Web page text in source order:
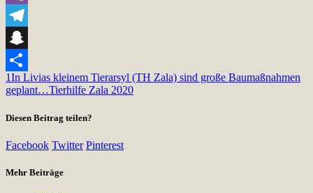
Viber
Telegram
Snapchat
Teilen
1In Livias kleinem Tierarsyl (TH Zala) sind große Baumaßnahmen
geplant…Tierhilfe Zala 2020
Diesen Beitrag teilen?
Facebook Twitter Pinterest
Mehr Beiträge